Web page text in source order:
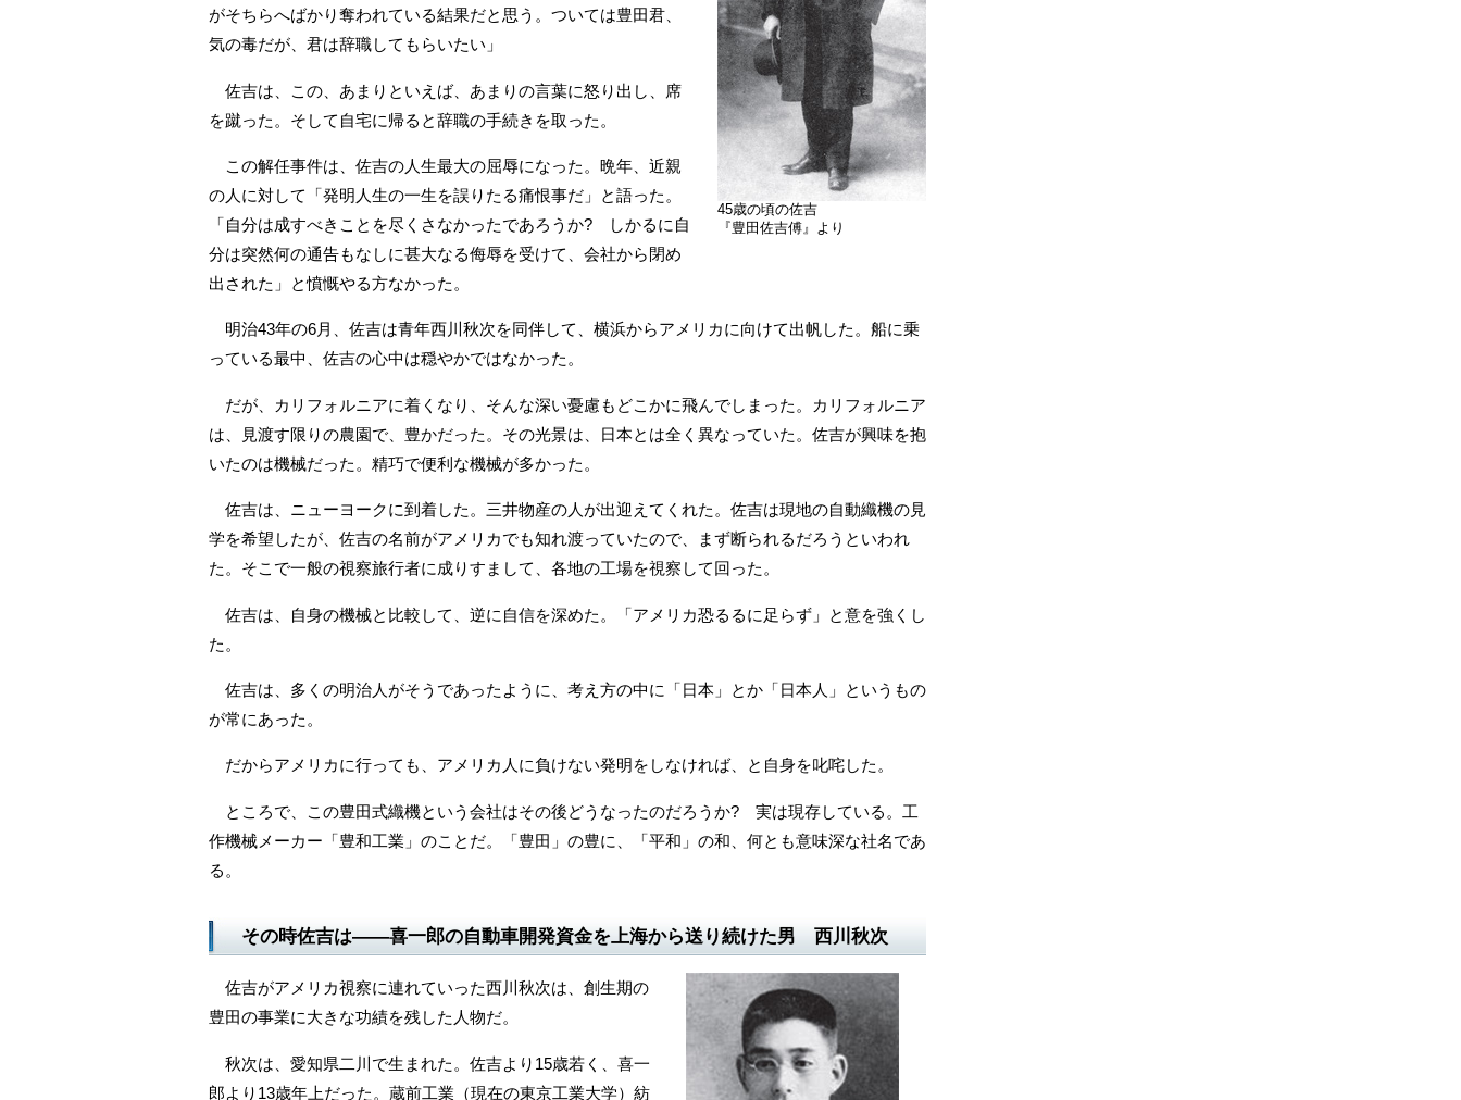
45歳の頃の佐吉
『豊田佐吉傅』より
がそちらへばかり奪われている結果だと思う。ついては豊田君、
気の毒だが、君は辞職してもらいたい」
佐吉は、この、あまりといえば、あまりの言葉に怒り出し、席
を蹴った。そして自宅に帰ると辞職の手続きを取った。
この解任事件は、佐吉の人生最大の屈辱になった。晩年、近親
の人に対して「発明人生の一生を誤りたる痛恨事だ」と語った。
「自分は成すべきことを尽くさなかったであろうか? しかるに自
分は突然何の通告もなしに甚大なる侮辱を受けて、会社から閉め
出された」と憤慨やる方なかった。
明治43年の6月、佐吉は青年西川秋次を同伴して、横浜からアメリカに向けて出帆した。船に乗
っている最中、佐吉の心中は穏やかではなかった。
だが、カリフォルニアに着くなり、そんな深い憂慮もどこかに飛んでしまった。カリフォルニア
は、見渡す限りの農園で、豊かだった。その光景は、日本とは全く異なっていた。佐吉が興味を抱
いたのは機械だった。精巧で便利な機械が多かった。
佐吉は、ニューヨークに到着した。三井物産の人が出迎えてくれた。佐吉は現地の自動織機の見
学を希望したが、佐吉の名前がアメリカでも知れ渡っていたので、まず断られるだろうといわれ
た。そこで一般の視察旅行者に成りすまして、各地の工場を視察して回った。
佐吉は、自身の機械と比較して、逆に自信を深めた。「アメリカ恐るるに足らず」と意を強くし
た。
佐吉は、多くの明治人がそうであったように、考え方の中に「日本」とか「日本人」というもの
が常にあった。
だからアメリカに行っても、アメリカ人に負けない発明をしなければ、と自身を叱咤した。
ところで、この豊田式織機という会社はその後どうなったのだろうか? 実は現存している。工
作機械メーカー「豊和工業」のことだ。「豊田」の豊に、「平和」の和、何とも意味深な社名であ
る。
その時佐吉は――喜一郎の自動車開発資金を上海から送り続けた男 西川秋次
佐吉がアメリカ視察に連れていった西川秋次は、創生期の
豊田の事業に大きな功績を残した人物だ。
秋次は、愛知県二川で生まれた。佐吉より15歳若く、喜一
郎より13歳年上だった。蔵前工業（現在の東京工業大学）紡